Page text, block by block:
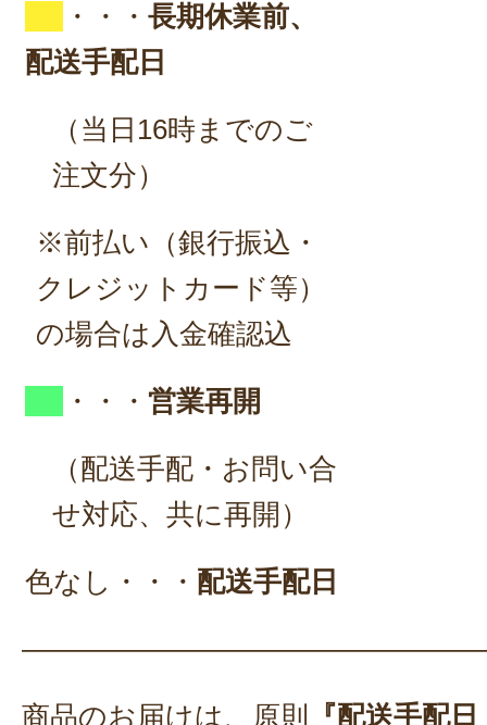
・・・ 長期休業前、
配送手配日
（当日16時までのご
注文分）
※前払い（銀行振込・
クレジットカード等）
の場合は入金確認込
・・・ 営業再開
（配送手配・お問い合
せ対応、共に再開）
色なし・・・ 配送手配日
商品のお届けは、原則
『配送手配